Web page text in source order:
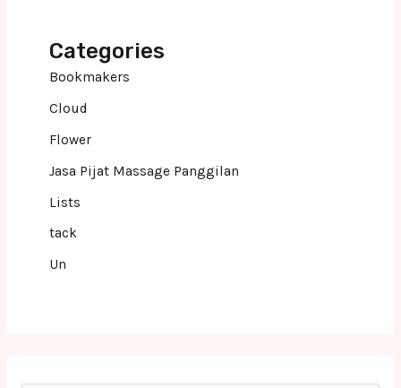
Categories
Bookmakers
Cloud
Flower
Jasa Pijat Massage Panggilan
Lists
tack
Un